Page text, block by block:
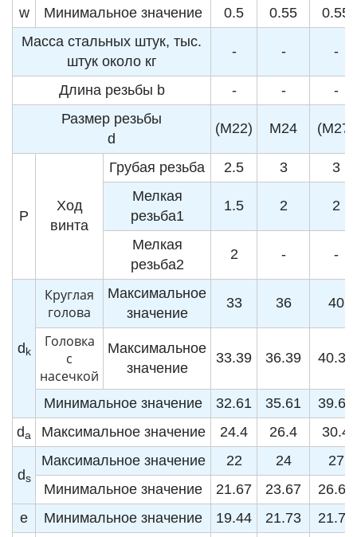
w
Минимальное значение 0.5 0.55
0.55
Масса стальных штук, тыс.
штук около кг
- - -
Длина резьбы b - -
-
Размер резьбы
d
(M22) M24 (M27)
P
Ход
винта
Грубая резьба 2.5 3
3
Мелкая
резьба1
1.5 2 2
Мелкая
резьба2
2 - -
d k
Круглая
голова
Максимальное
значение
33 36 40
Головка
с
насечкой
Максимальное
значение
33.39 36.39 40.39
Минимальное значение 32.61 35.61
39.61
da Максимальное значение 24.4 26.4 30.4
ds
Максимальное значение 22 24
27
Минимальное значение
21.67 23.67
26.67
e
Минимальное значение 19.44 21.73 21.73